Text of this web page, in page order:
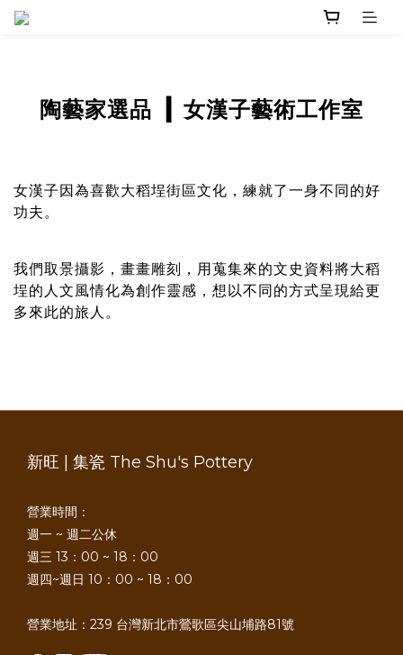
陶藝家選品 女漢子藝術工作室
女漢子因為喜歡大稻埕街區文化，練就了一身不同的好
功夫。
我們取景攝影，畫畫雕刻，用蒐集來的文史資料將大稻
埕的人文風情化為創作靈感，想以不同的方式呈現給更
多來此的旅人。
新旺 | 集瓷 The Shu's Pottery
營業時間：
週一 ~ 週二公休
週三 13：00 ~ 18：00
週四~週日 10：00 ~ 18：00
營業地址：239 台灣新北市鶯歌區尖山埔路81號